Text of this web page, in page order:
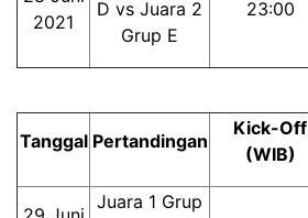
2021
D vs Juara 2
Grup E
23:00
Tanggal Pertandingan
Kick-Off
(WIB)
Juara 1 Grup